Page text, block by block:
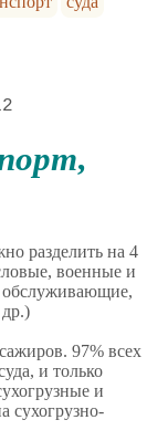
разделить на 4
военные и
обслуживающие,
97% всех
и только
и
сухогрузно-